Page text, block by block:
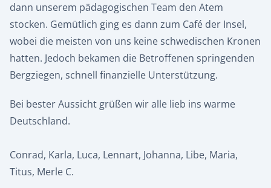
dann unserem pädagogischen Team den Atem
stocken. Gemütlich ging es dann zum Café der Insel,
wobei die meisten von uns keine schwedischen Kronen
hatten. Jedoch bekamen die Betroffenen springenden
Bergziegen, schnell finanzielle Unterstützung.
Bei bester Aussicht grüßen wir alle lieb ins warme
Deutschland.
Conrad, Karla, Luca, Lennart, Johanna, Libe, Maria,
Titus, Merle C.